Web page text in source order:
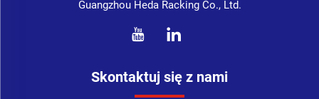
Guangzhou Heda Racking Co., Ltd.
Skontaktuj się z nami